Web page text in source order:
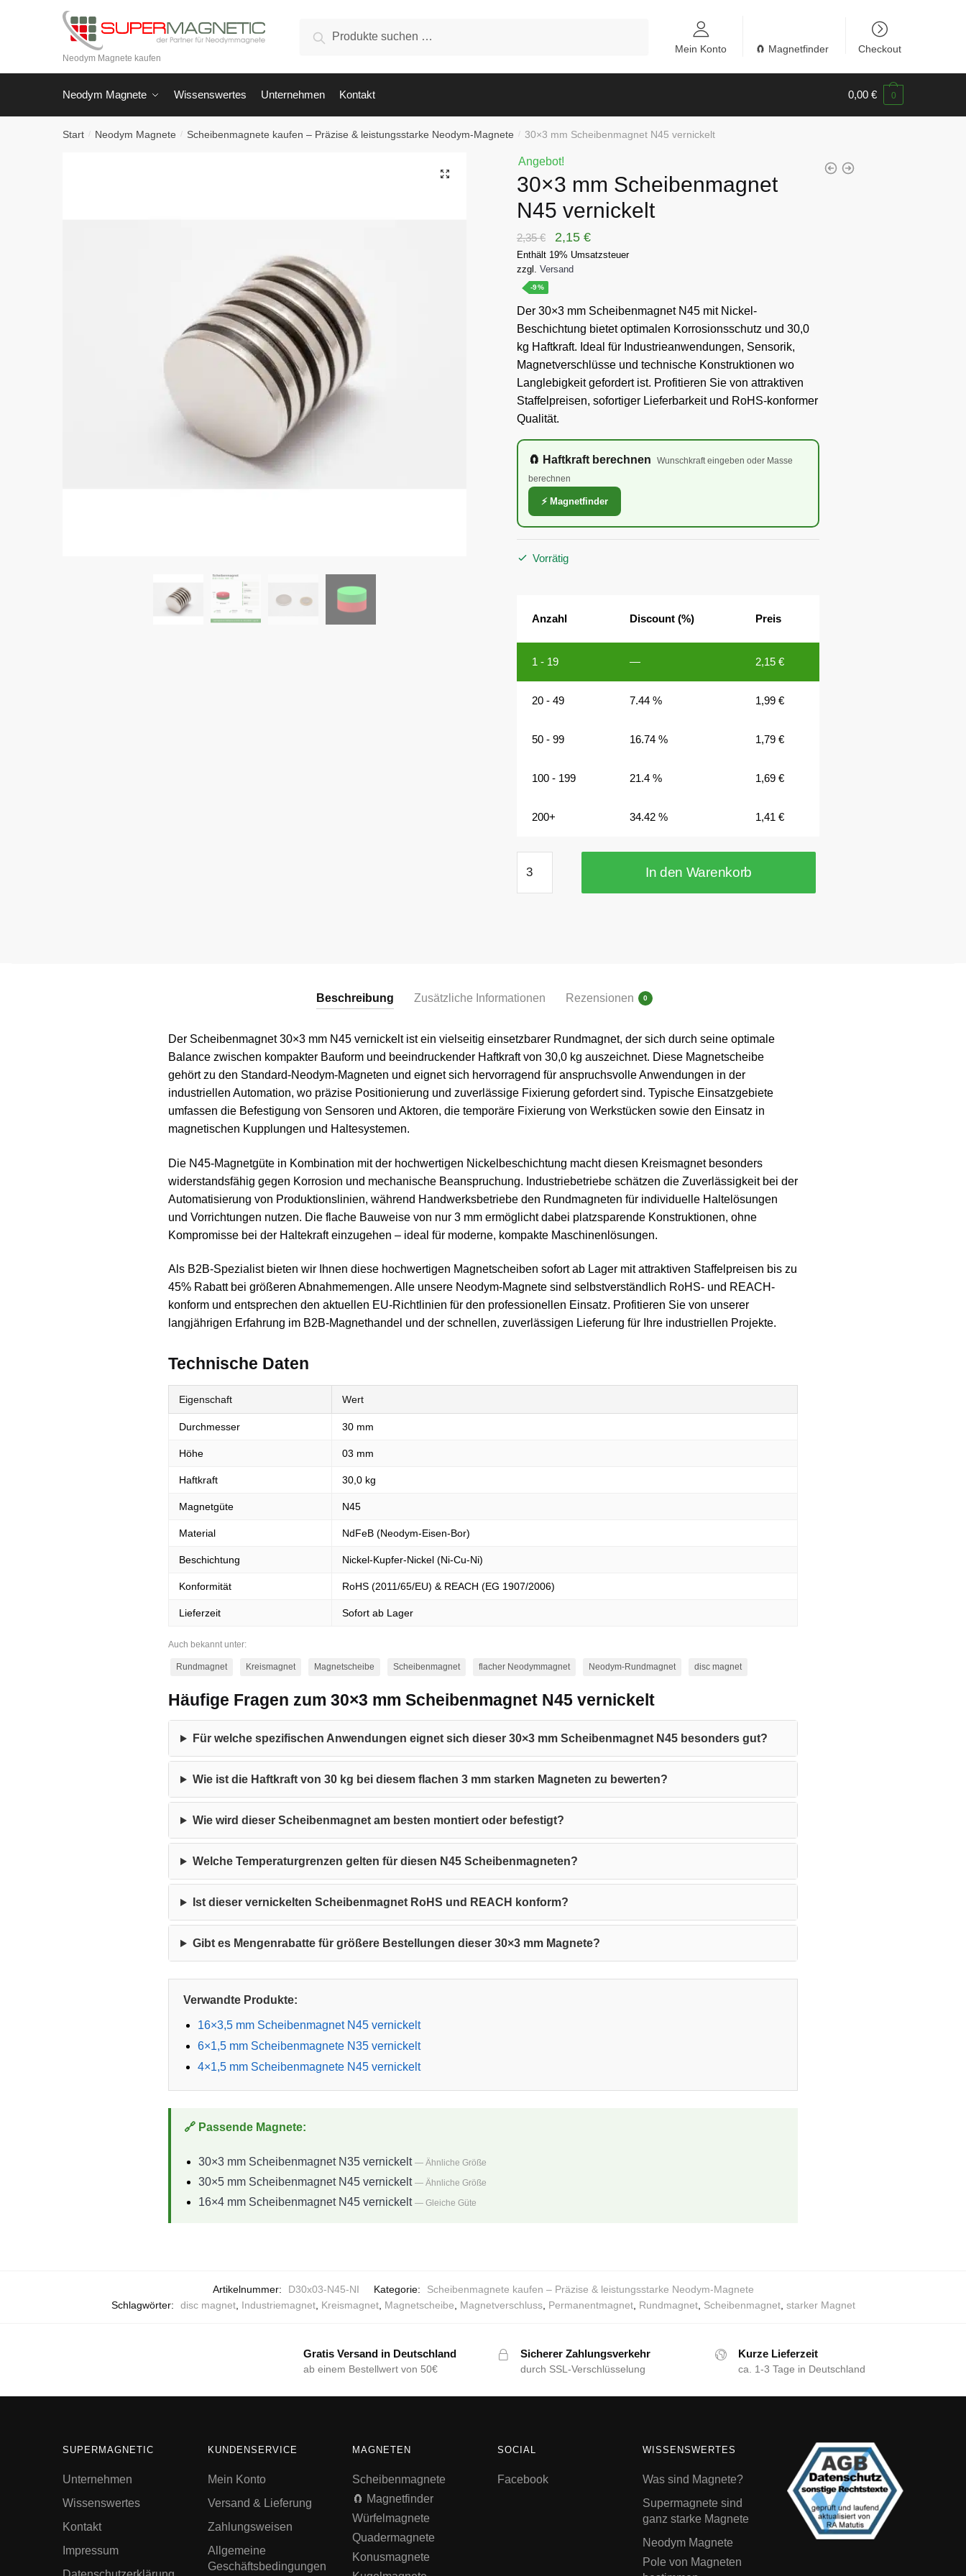
Neodym Magnete kaufen
nach:
Suchen
Mein Konto 🧲 Magnetfinder Checkout
Neodym Magnete Wissenswertes Unternehmen Kontakt 0,00 € 0
Start / Neodym Magnete / Scheibenmagnete kaufen – Präzise & leistungsstarke Neodym-Magnete / 30×3 mm Scheibenmagnet N45 vernickelt
🔍
Angebot!
30×3 mm Scheibenmagnet
N45 vernickelt
2,35€
Ursprünglicher
Preis
2,15 €Aktueller
Preis
Enthält 19% Umsatzsteuer
zzgl. Versand
-9%
Der 30×3 mm Scheibenmagnet N45 mit Nickel-
Beschichtung bietet optimalen Korrosionsschutz und 30,0
kg Haftkraft. Ideal für Industrieanwendungen, Sensorik,
Magnetverschlüsse und technische Konstruktionen wo
Langlebigkeit gefordert ist. Profitieren Sie von attraktiven
Staffelpreisen, sofortiger Lieferbarkeit und RoHS-konformer
Qualität.
🧲 Haftkraft berechnen
Wunschkraft eingeben oder Masse
berechnen
⚡ Magnetfinder
Vorrätig
Anzahl Discount (%) Preis
1 - 19 — 2,15€
20 - 49 7.44 % 1,99€
50 - 99 16.74 % 1,79€
100 - 199 21.4 % 1,69€
200+ 34.42 % 1,41€
mm
Scheibenmagnet
In den Warenkorb
Beschreibung Zusätzliche Informationen Rezensionen 0
Der Scheibenmagnet 30×3 mm N45 vernickelt ist ein vielseitig einsetzbarer Rundmagnet, der sich durch seine optimale
Balance zwischen kompakter Bauform und beeindruckender Haftkraft von 30,0 kg auszeichnet. Diese Magnetscheibe
gehört zu den Standard-Neodym-Magneten und eignet sich hervorragend für anspruchsvolle Anwendungen in der
industriellen Automation, wo präzise Positionierung und zuverlässige Fixierung gefordert sind. Typische Einsatzgebiete
umfassen die Befestigung von Sensoren und Aktoren, die temporäre Fixierung von Werkstücken sowie den Einsatz in
magnetischen Kupplungen und Haltesystemen.
Die N45-Magnetgüte in Kombination mit der hochwertigen Nickelbeschichtung macht diesen Kreismagnet besonders
widerstandsfähig gegen Korrosion und mechanische Beanspruchung. Industriebetriebe schätzen die Zuverlässigkeit bei der
Automatisierung von Produktionslinien, während Handwerksbetriebe den Rundmagneten für individuelle Haltelösungen
und Vorrichtungen nutzen. Die flache Bauweise von nur 3 mm ermöglicht dabei platzsparende Konstruktionen, ohne
Kompromisse bei der Haltekraft einzugehen – ideal für moderne, kompakte Maschinenlösungen.
Als B2B-Spezialist bieten wir Ihnen diese hochwertigen Magnetscheiben sofort ab Lager mit attraktiven Staffelpreisen bis zu
45% Rabatt bei größeren Abnahmemengen. Alle unsere Neodym-Magnete sind selbstverständlich RoHS- und REACH-
konform und entsprechen den aktuellen EU-Richtlinien für den professionellen Einsatz. Profitieren Sie von unserer
langjährigen Erfahrung im B2B-Magnethandel und der schnellen, zuverlässigen Lieferung für Ihre industriellen Projekte.
Technische Daten
Eigenschaft Wert
Durchmesser 30 mm
Höhe 03 mm
Haftkraft 30,0 kg
Magnetgüte N45
Material NdFeB (Neodym-Eisen-Bor)
Beschichtung Nickel-Kupfer-Nickel (Ni-Cu-Ni)
Konformität RoHS (2011/65/EU) & REACH (EG 1907/2006)
Lieferzeit Sofort ab Lager
Auch bekannt unter:
Rundmagnet Kreismagnet Magnetscheibe Scheibenmagnet flacher Neodymmagnet Neodym-Rundmagnet disc magnet
Häufige Fragen zum 30×3 mm Scheibenmagnet N45 vernickelt
Für welche spezifischen Anwendungen eignet sich dieser 30×3 mm Scheibenmagnet N45 besonders gut?
Wie ist die Haftkraft von 30 kg bei diesem flachen 3 mm starken Magneten zu bewerten?
Wie wird dieser Scheibenmagnet am besten montiert oder befestigt?
Welche Temperaturgrenzen gelten für diesen N45 Scheibenmagneten?
Ist dieser vernickelten Scheibenmagnet RoHS und REACH konform?
Gibt es Mengenrabatte für größere Bestellungen dieser 30×3 mm Magnete?
Verwandte Produkte:
16×3,5 mm Scheibenmagnet N45 vernickelt
6×1,5 mm Scheibenmagnete N35 vernickelt
4×1,5 mm Scheibenmagnete N45 vernickelt
🔗 Passende Magnete:
30×3 mm Scheibenmagnet N35 vernickelt — Ähnliche Größe
30×5 mm Scheibenmagnet N45 vernickelt — Ähnliche Größe
16×4 mm Scheibenmagnet N45 vernickelt — Gleiche Güte
Artikelnummer: D30x03-N45-NI Kategorie:
Scheibenmagnete kaufen – Präzise & leistungsstarke Neodym-Magnete
Schlagwörter:
disc magnet, Industriemagnet, Kreismagnet, Magnetscheibe Magnetverschluss, Permanentmagnet, Rundmagnet, Scheibenmagnet, starker Magnet
Gratis Versand in Deutschland
ab einem Bestellwert von 50€
Sicherer Zahlungsverkehr
durch SSL-Verschlüsselung
Kurze Lieferzeit
ca. 1-3 Tage in Deutschland
SUPERMAGNETIC
Unternehmen
Wissenswertes
Kontakt
Impressum
KUNDENSERVICE
Mein Konto
Versand & Lieferung
Zahlungsweisen
Allgemeine
Geschäftsbedingungen
MAGNETEN
Scheibenmagnete
🧲 Magnetfinder
Würfelmagnete
Quadermagnete
Konusmagnete
SOCIAL
Facebook
WISSENSWERTES
Was sind Magnete?
Supermagnete sind
ganz starke Magnete
Neodym Magnete
Pole von Magneten